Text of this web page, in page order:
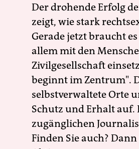
Der drohende Erfolg
zeigt, wie stark
Gerade jetzt braucht
allem mit den
Zivilgesellschaft
beginnt im Zentrum".
selbstverwaltete Orte
Schutz und Erhalt auf.
zugänglichen
Finden Sie auch?